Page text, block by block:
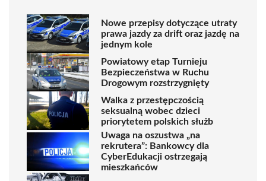
Nowe przepisy dotyczące utraty
prawa jazdy za drift oraz jazdę na
jednym kole
Powiatowy etap Turnieju
Bezpieczeństwa w Ruchu
Drogowym rozstrzygnięty
Walka z przestępczością
seksualną wobec dzieci
priorytetem polskich służb
Uwaga na oszustwa „na
rekrutera”: Bankowcy dla
CyberEdukacji ostrzegają
mieszkańców